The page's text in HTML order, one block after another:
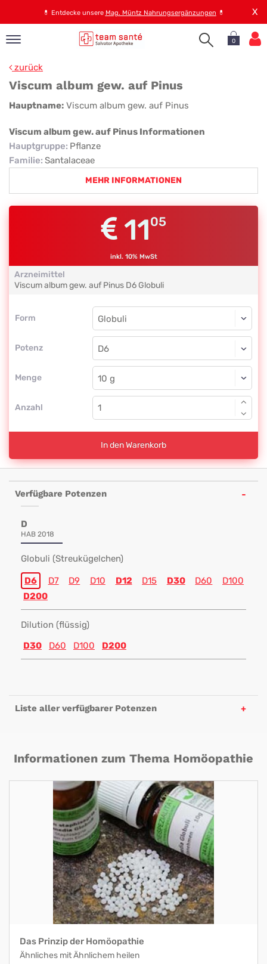
💊 Entdecke unsere Mag. Müntz Nahrungsergänzungen 💊 X
0
zurück
Viscum album gew. auf Pinus
Viscum
album
gew.
auf
Hauptname: Viscum album gew. auf Pinus
Viscum album gew. auf Pinus Informationen
Hauptgruppe: Pflanze
Familie: Santalaceae
MEHR INFORMATIONEN
1105
inkl. 10% MwSt
Arzneimittel
Viscum album gew. auf Pinus D6 Globuli
Form
Form
Potenz
Globuli
D6
Menge
Globuli
Anzahl
In den Warenkorb
Verfügbare Potenzen
D
HAB 2018
Globuli (Streukügelchen)
D6 D7 D9 D10 D12 D15 D30 D60
D100
D200
Dilution (flüssig)
D30
D60 D100 D200
Liste aller verfügbarer Potenzen
Informationen zum Thema Homöopathie
Das Prinzip der Homöopathie
Ähnliches mit Ähnlichem heilen